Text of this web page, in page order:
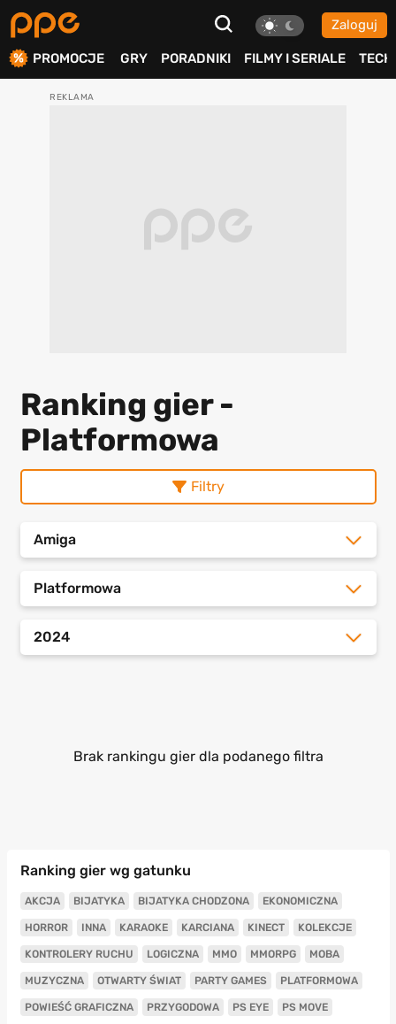
Zaloguj
PROMOCJE GRY PORADNIKI FILMY I SERIALE TECH
Ranking gier -
Platformowa
Filtry
Amiga
Platformowa
2024
Brak rankingu gier dla podanego filtra
Ranking gier wg gatunku
AKCJA BIJATYKA BIJATYKA CHODZONA EKONOMICZNA
HORROR INNA KARAOKE KARCIANA KINECT KOLEKCJE
KONTROLERY RUCHU LOGICZNA MMO MMORPG MOBA
MUZYCZNA OTWARTY ŚWIAT PARTY GAMES PLATFORMOWA
POWIEŚĆ GRAFICZNA PRZYGODOWA PS EYE PS MOVE